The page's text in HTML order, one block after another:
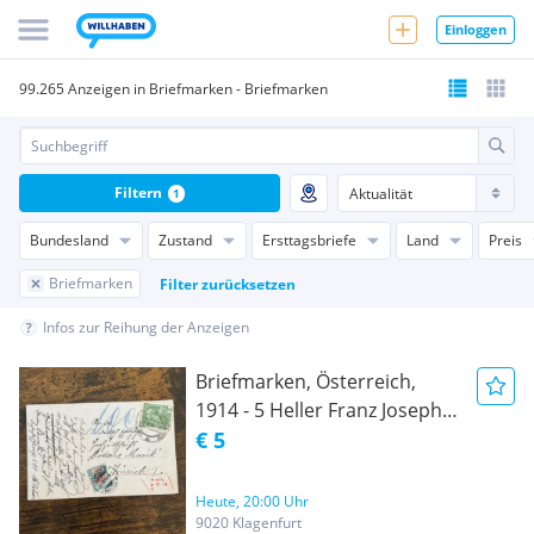
Einloggen
99.265 Anzeigen in Briefmarken - Briefmarken
Bundesland Zustand Ersttagsbriefe Land Preis
Briefmarken Filter zurücksetzen
Filtern 1
Infos zur Reihung der Anzeigen
Briefmarken, Österreich,
1914 - 5 Heller Franz Joseph -
10 Heller Nachporto - Zürich
selten, siehe Fotos und
Beschreibung unten,
€ 5
Heute, 20:00 Uhr
9020 Klagenfurt